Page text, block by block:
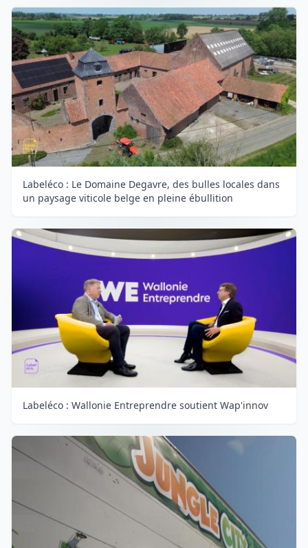
Labeléco : Le Domaine Degavre, des bulles locales dans
un paysage viticole belge en pleine ébullition
Labeléco : Wallonie Entreprendre soutient Wap'innov